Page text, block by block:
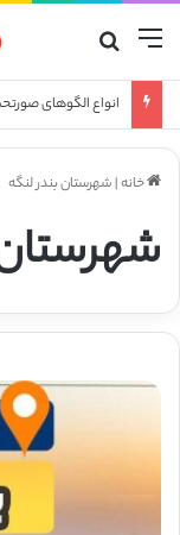
منو
انواع الگوهای
خانه|شهرستان بندر لنگه